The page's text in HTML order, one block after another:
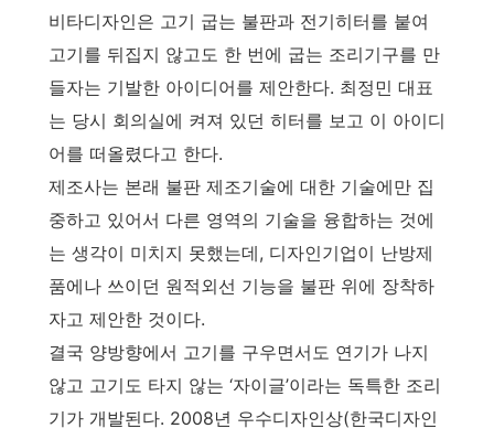
비타디자인은 고기 굽는 불판과 전기히터를 붙여
고기를 뒤집지 않고도 한 번에 굽는 조리기구를 만
들자는 기발한 아이디어를 제안한다. 최정민 대표
는 당시 회의실에 켜져 있던 히터를 보고 이 아이디
어를 떠올렸다고 한다.
제조사는 본래 불판 제조기술에 대한 기술에만 집
중하고 있어서 다른 영역의 기술을 융합하는 것에
는 생각이 미치지 못했는데, 디자인기업이 난방제
품에나 쓰이던 원적외선 기능을 불판 위에 장착하
자고 제안한 것이다.
결국 양방향에서 고기를 구우면서도 연기가 나지
않고 고기도 타지 않는 ‘자이글’이라는 독특한 조리
기가 개발된다. 2008년 우수디자인상(한국디자인